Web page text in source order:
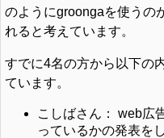
のようにgroongaを使うの
れると考えています。
すでに4名の方から以下の
ています。
こしばさん： web広
っているかの発表を